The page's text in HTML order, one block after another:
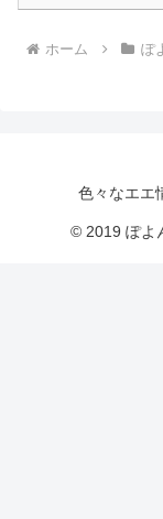
ホーム ぽ
色々なエエ
© 2019 ぽよ